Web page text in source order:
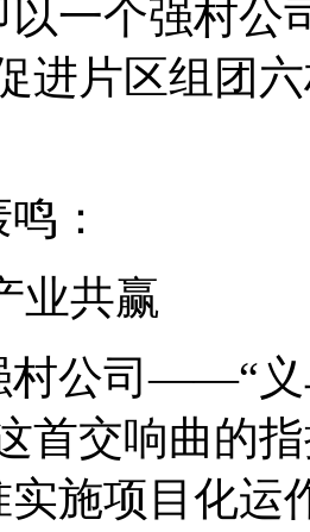
一个强村公
进片区组团
：
业共赢
村公司——“义
首交响曲的
施项目化运